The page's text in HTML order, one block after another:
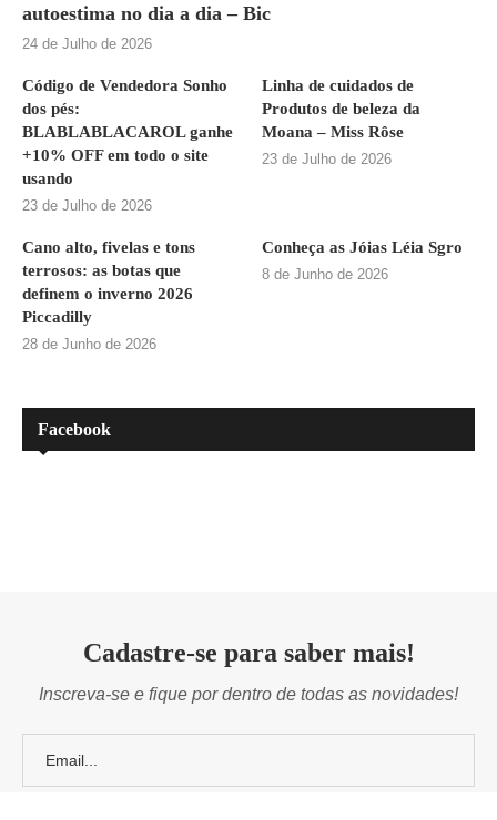
autoestima no dia a dia – Bic
24 de Julho de 2026
Código de Vendedora Sonho
dos pés:
BLABLABLACAROL ganhe
+10% OFF em todo o site
usando
23 de Julho de 2026
Linha de cuidados de
Produtos de beleza da
Moana – Miss Rôse
23 de Julho de 2026
Cano alto, fivelas e tons
terrosos: as botas que
definem o inverno 2026
Piccadilly
28 de Junho de 2026
Conheça as Jóias Léia Sgro
8 de Junho de 2026
Facebook
Cadastre-se para saber mais!
Inscreva-se e fique por dentro de todas as novidades!